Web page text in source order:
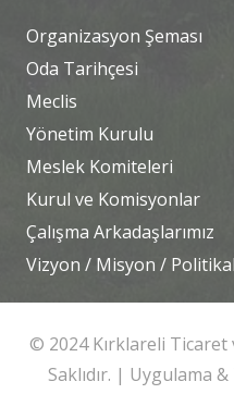
Organizasyon Şeması
Oda Tarihçesi
Meclis
Yönetim Kurulu
Meslek Komiteleri
Kurul ve Komisyonlar
Çalışma Arkadaşlarımız
Vizyon / Misyon /
© 2024 Kırklareli Ticaret
Saklıdır. | Uygulama &